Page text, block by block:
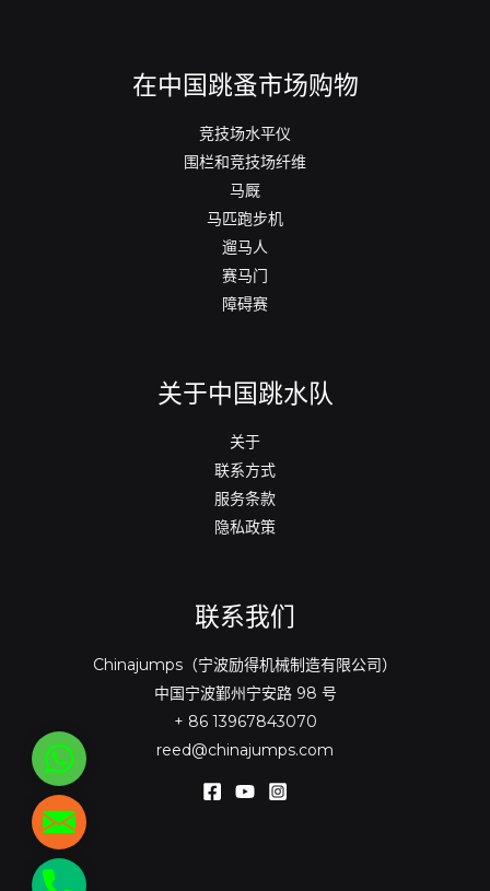
在中国跳蚤市场购物
竞技场水平仪
围栏和竞技场纤维
马厩
马匹跑步机
遛马人
赛马门
障碍赛
关于中国跳水队
关于
联系方式
服务条款
隐私政策
联系我们
Chinajumps（宁波励得机械制造有限公司）
中国宁波鄞州宁安路 98 号
+ 86 13967843070
reed@chinajumps.com
WhatsApp
reed@chinajumps.com
+86